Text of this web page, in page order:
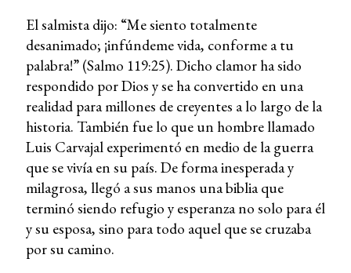
El salmista dijo: “Me siento totalmente
desanimado; ¡infúndeme vida, conforme a tu
palabra!” (Salmo 119:25). Dicho clamor ha sido
respondido por Dios y se ha convertido en una
realidad para millones de creyentes a lo largo de la
historia. También fue lo que un hombre llamado
Luis Carvajal experimentó en medio de la guerra
que se vivía en su país. De forma inesperada y
milagrosa, llegó a sus manos una biblia que
terminó siendo refugio y esperanza no solo para él
y su esposa, sino para todo aquel que se cruzaba
por su camino.